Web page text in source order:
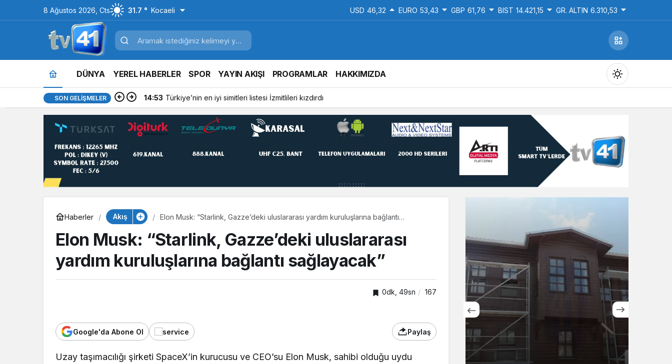
8 Ağustos 2026, Cts 31.7 ° Kocaeli USD 46,32 EURO 53,43 GBP 61,76 BIST 14.421,15 GR. ALTIN 6.310,53
DÜNYA YEREL HABERLER SPOR YAYIN AKIŞI PROGRAMLAR HAKKIMIZDA
Gündüz Modu
Gündüz modunu seçin.
Sistem Modu
Sistem modunu seçin.
SON GELIŞMELER 14:53 Türkiye’nin en iyi simitleri listesi İzmitlileri kızdırdı
Haberler Akış
Elon Musk: “Starlink, Gazze’deki uluslararası yardım kuruluşlarına bağlantı
Elon Musk: “Starlink, Gazze’deki uluslararası
yardım kuruluşlarına bağlantı sağlayacak”
0dk, 49sn 167
Google'da Abone Ol Paylaş
Uzay taşımacılığı şirketi SpaceX’in kurucusu ve CEO’su Elon Musk, sahibi olduğu uydu
SPOR